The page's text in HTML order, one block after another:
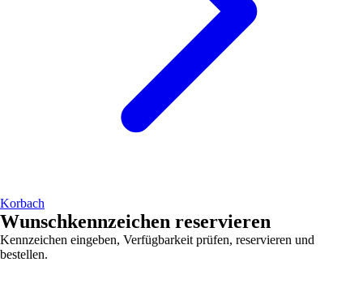
Korbach
Wunschkennzeichen reservieren
Kennzeichen eingeben, Verfügbarkeit prüfen, reservieren und
bestellen.